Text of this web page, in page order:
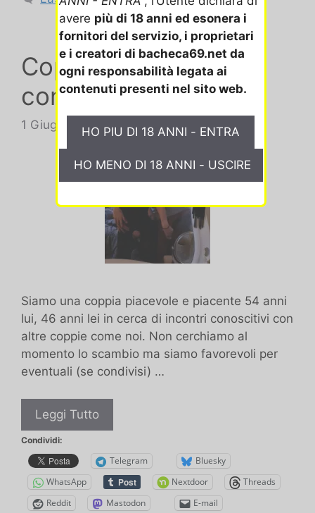
Coppia novizia per
conoscenze nuove
1 Giugno 2024
Siamo una coppia piacevole e piacente 54 anni
lui, 46 anni lei in cerca di incontri conoscitivi con
altre coppie come noi. Non cerchiamo al
momento lo scambio ma siamo favorevoli per
eventuali (se condivisi) …
Leggi TuttoCoppia
novizia
conoscenze
nuove
Condividi:
Telegram
Bluesky
WhatsApp
Nextdoor
Threads
Reddit
Mastodon E-mail
avere più di 18 anni ed esonera i
fornitori del servizio, i proprietari
e i creatori di bacheca69.net da
ogni responsabilità legata ai
contenuti presenti nel sito web.